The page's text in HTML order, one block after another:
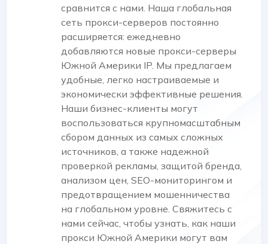
сравнится с нами. Наша глобальная
сеть прокси-серверов постоянно
расширяется: ежедневно
добавляются новые прокси-серверы
Южной Америки IP. Мы предлагаем
удобные, легко настраиваемые и
экономически эффективные решения.
Наши бизнес-клиенты могут
воспользоваться крупномасштабным
сбором данных из самых сложных
источников, а также надежной
проверкой рекламы, защитой бренда,
анализом цен, SEO-мониторингом и
предотвращением мошенничества
на глобальном уровне. Свяжитесь с
нами сейчас, чтобы узнать, как наши
прокси Южной Америки могут вам